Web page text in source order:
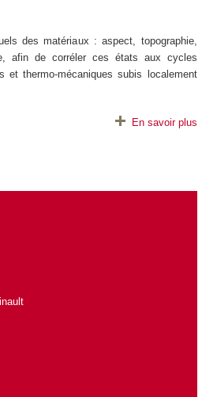
des matériaux : aspect, topographie,
afin de corréler ces états aux cycles
et thermo-mécaniques subis localement
En savoir plus